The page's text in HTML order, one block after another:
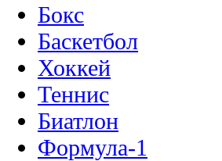
Бокс
Баскетбол
Хоккей
Теннис
Биатлон
Формула-1